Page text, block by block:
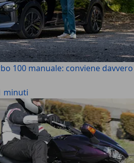
100 manuale: conviene davvero
minuti